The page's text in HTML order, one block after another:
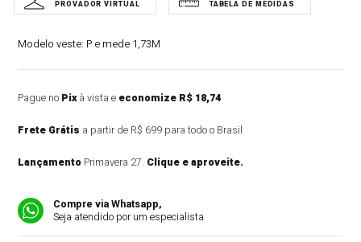
Modelo veste: P e mede 1,73M
Pague no Pixà vista e economize R$ 18,74
Frete Grátis a partir de R$ 699 para todo o Brasil
Lançamento Primavera 27. Clique e aproveite.
Compre via Whatsapp,
Seja atendido por um especialista